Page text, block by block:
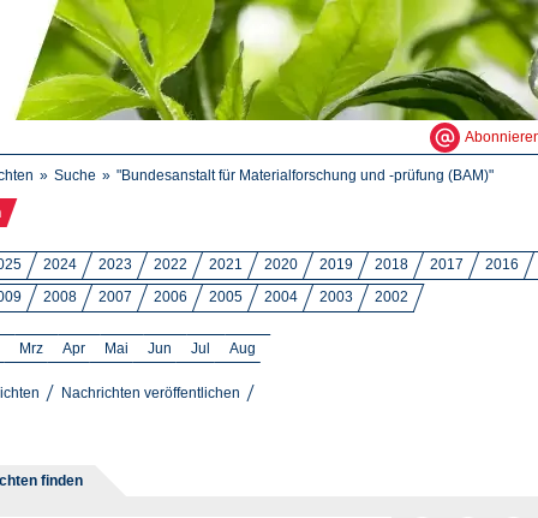
Suche "Bundesanstalt für Materialforschung und -prüfung (BAM)"
2024 2023 2022 2021 2020 2019 2018 2017
2016
2008 2007 2006 2005 2004 2003 2002
Mrz Apr Mai Jun Jul Aug
Nachrichten veröffentlichen
finden